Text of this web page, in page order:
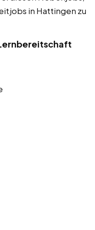
in Hattingen zu